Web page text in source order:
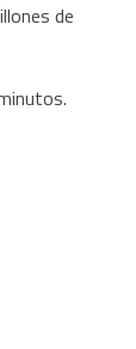
de